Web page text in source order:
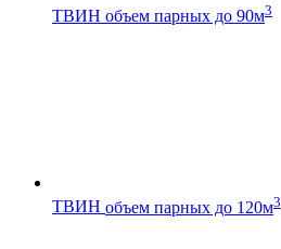
ТВИН объем парных до 90м3
ТВИН объем парных до 120м3